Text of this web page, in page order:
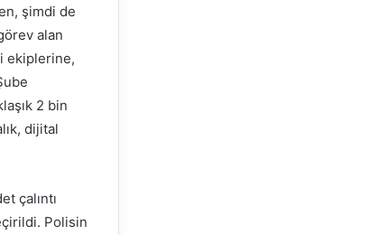
şimdi de
alan
ekiplerine,
2 bin
dijital
çalıntı
Polisin